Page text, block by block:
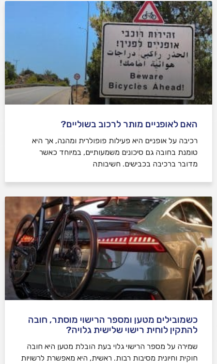
האם לאופניים מותר לרכוב בשוליים?
רכיבה על אופניים היא פעילות פופולרית ומהנה, אך היא
טומנת בחובה גם סיכונים משמעותיים, במיוחד כאשר
מדובר ברכיבה בכבישים. חשיבותה
כשמובילים מטען ומספר הרישוי מוסתר, חובה
להתקין לוחית רישוי שלישית גלויה?
שמירה על מספר הרישוי גלוי בעת הובלת מטען היא חובה
חוקית וחיונית מסיבות רבות. ראשית, היא מאפשרת לרשויות